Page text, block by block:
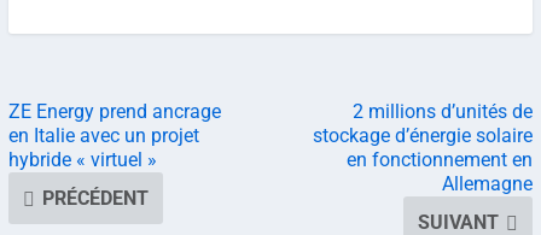
ZE Energy prend ancrage
en Italie avec un projet
hybride « virtuel »
PRÉCÉDENT
2 millions d’unités de
stockage d’énergie solaire
en fonctionnement en
Allemagne
SUIVANT